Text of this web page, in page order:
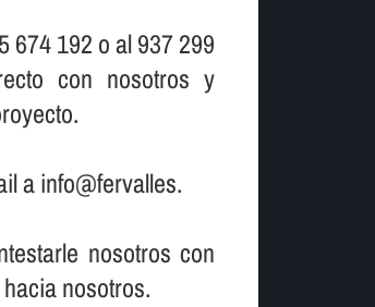
674 192 o al 937 299
con nosotros y
a info@fervalles.
nosotros con
nosotros.